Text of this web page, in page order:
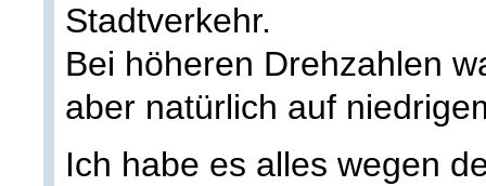
Stadtverkehr.
Bei höheren Drehzahlen
aber natürlich auf
Ich habe es alles wegen